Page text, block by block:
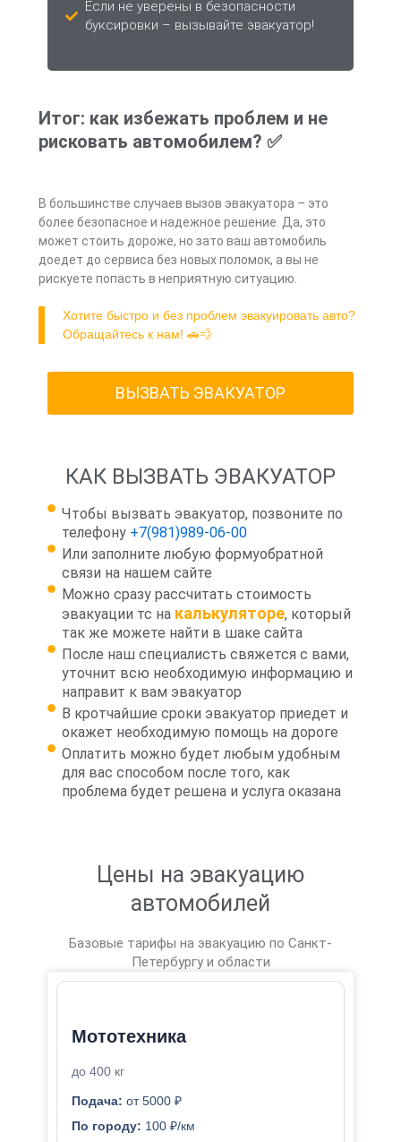
Если не уверены в безопасности
буксировки – вызывайте эвакуатор!
Итог: как избежать проблем и не
рисковать автомобилем? ✅
В большинстве случаев вызов эвакуатора – это
более безопасное и надежное решение. Да, это
может стоить дороже, но зато ваш автомобиль
доедет до сервиса без новых поломок, а вы не
рискуете попасть в неприятную ситуацию.
Хотите быстро и без проблем эвакуировать авто?
Обращайтесь к нам! 🚗💨
ВЫЗВАТЬ ЭВАКУАТОР
КАК ВЫЗВАТЬ ЭВАКУАТОР
Чтобы вызвать эвакуатор, позвоните по
телефону +7(981)989-06-00
Или заполните любую формуобратной
связи на нашем сайте
Можно сразу рассчитать стоимость
эвакуации тс на калькуляторе, который
так же можете найти в шаке сайта
После наш специалисть свяжется с вами,
уточнит всю необходимую информацию и
направит к вам эвакуатор
В кротчайшие сроки эвакуатор приедет и
окажет необходимую помощь на дороге
Оплатить можно будет любым удобным
для вас способом после того, как
проблема будет решена и услуга оказана
Цены на эвакуацию
автомобилей
Базовые тарифы на эвакуацию по Санкт-
Петербургу и области
Мототехника
до 400 кг
Подача: от 5000 ₽
По городу: 100 ₽/км